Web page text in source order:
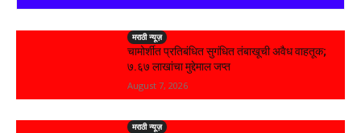
मराठी न्यूज़
चामोर्शीत प्रतिबंधित सुगंधित तंबाखूची अवैध वाहतूक;
₹७.६७ लाखांचा मुद्देमाल जप्त
August 7, 2026
मराठी न्यूज़